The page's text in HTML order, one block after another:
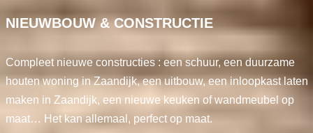
NIEUWBOUW & CONSTRUCTIE
Compleet nieuwe constructies : een schuur, een duurzame
houten woning in Zaandijk, een uitbouw, een inloopkast laten
maken in Zaandijk, een nieuwe keuken of wandmeubel op
maat… Het kan allemaal, perfect op maat.